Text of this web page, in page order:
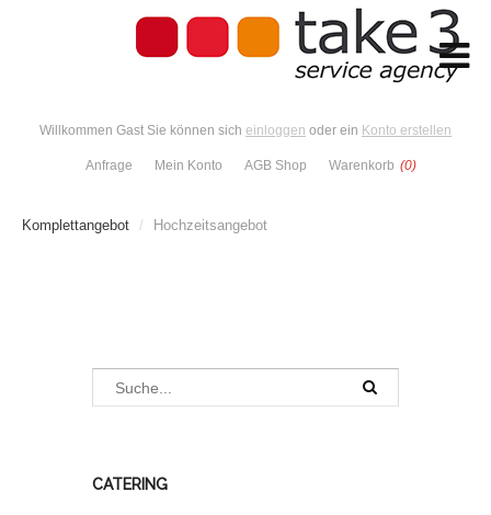
Willkommen Gast Sie können sich einloggen oder ein Konto erstellen
Anfrage Mein Konto AGB Shop Warenkorb (0)
Komplettangebot / Hochzeitsangebot
CATERING